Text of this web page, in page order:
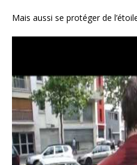
Mais aussi se protéger de